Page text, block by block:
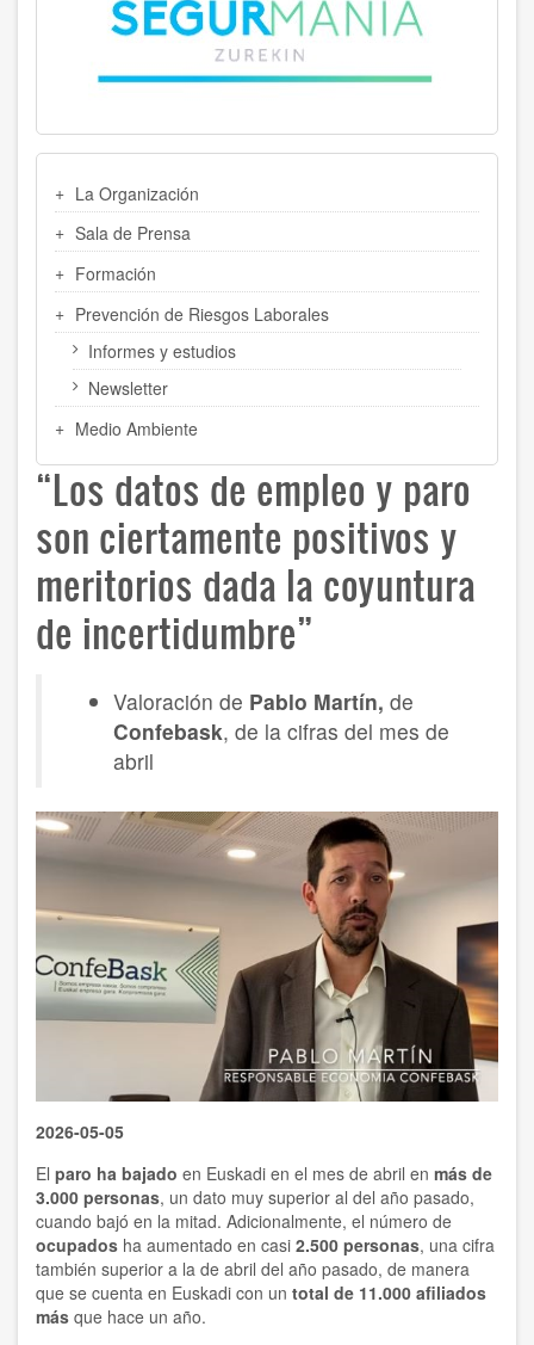
LATERAL
La Organización
Sala de Prensa
Formación
Prevención de Riesgos Laborales
Informes y estudios
Newsletter
Medio Ambiente
“Los datos de empleo y paro
son ciertamente positivos y
meritorios dada la coyuntura
de incertidumbre”
Valoración de Pablo Martín, de
Confebask, de la cifras del mes de
abril
2026-05-05
El paro ha bajado en Euskadi en el mes de abril en más de
3.000 personas, un dato muy superior al del año pasado,
cuando bajó en la mitad. Adicionalmente, el número de
ocupados ha aumentado en casi 2.500 personas, una cifra
también superior a la de abril del año pasado, de manera
que se cuenta en Euskadi con un total de 11.000 afiliados
más que hace un año.